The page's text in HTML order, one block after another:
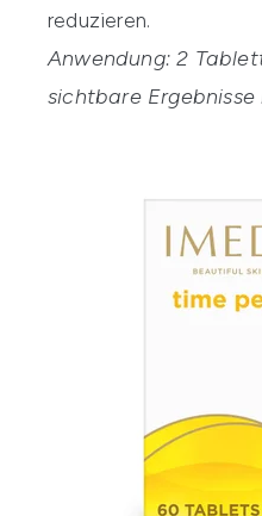
reduzieren.
Anwendung: 2
sichtbare Ergebnisse